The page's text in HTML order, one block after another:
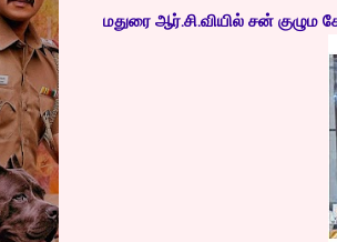
மதுரை ஆர்.சி.வியில் சன் குழும